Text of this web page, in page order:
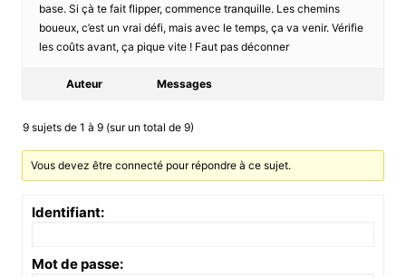
base. Si çà te fait flipper, commence tranquille. Les chemins
boueux, c’est un vrai défi, mais avec le temps, ça va venir. Vérifie
les coûts avant, ça pique vite ! Faut pas déconner
Auteur Messages
9 sujets de 1 à 9 (sur un total de 9)
Vous devez être connecté pour répondre à ce sujet.
Identifiant:
Mot de passe: